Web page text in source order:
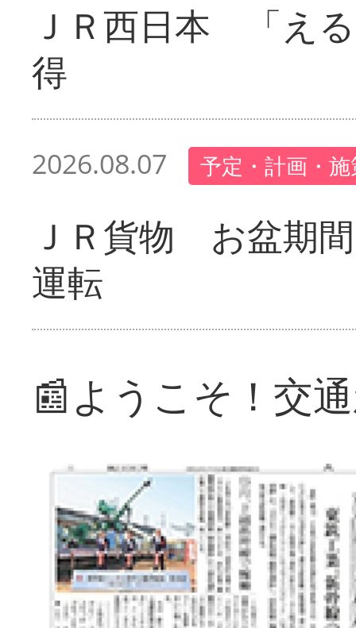
ＪＲ西日本 「え
得
2026.08.07 予定・計画・
ＪＲ貨物 お盆期
運転
📰ようこそ！交